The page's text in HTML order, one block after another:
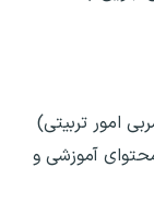
امور تربیتی)
آموزشی و